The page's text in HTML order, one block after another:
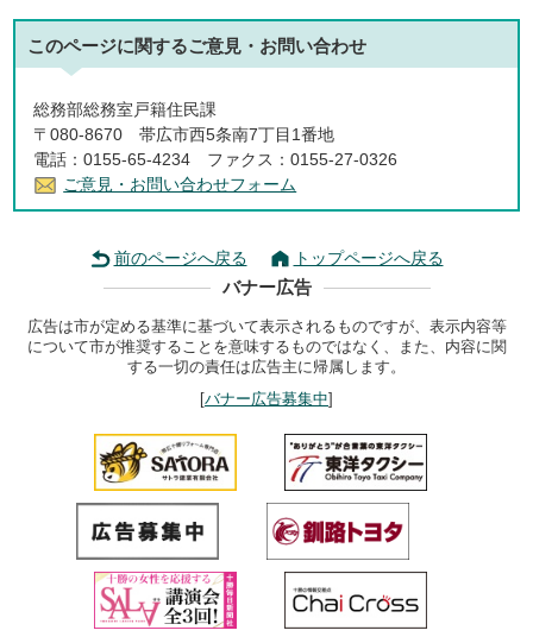
このページに関するご意見・お問い合わせ
総務部総務室戸籍住民課
〒080-8670 帯広市西5条南7丁目1番地
電話：0155-65-4234 ファクス：0155-27-0326
ご意見・お問い合わせフォーム
前のページへ戻る トップページへ戻る
バナー広告
広告は市が定める基準に基づいて表示されるものですが、表示内容等
について市が推奨することを意味するものではなく、また、内容に関
する一切の責任は広告主に帰属します。
[バナー広告募集中]